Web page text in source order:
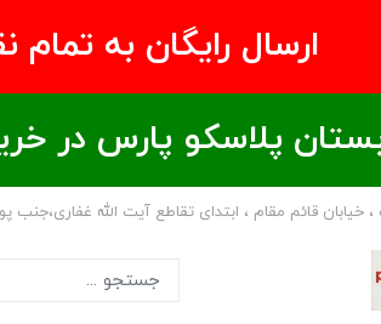
ارسال رایگان به تمام نقاط
پارس در خریدهای بالای ۶00 هزار تومان /
، خیابان قائم مقام ، ابتدای تقاطع آیت الله غفاری،جنب